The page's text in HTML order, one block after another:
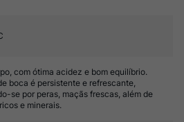
com ótima acidez e bom equilíbrio.
boca é persistente e refrescante,
se por peras, maçãs frescas, além de
e minerais.